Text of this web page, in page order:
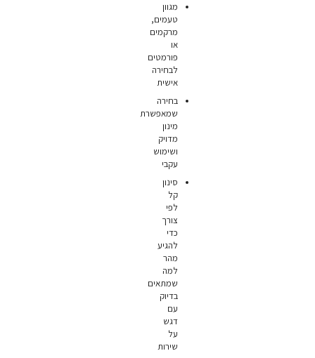
מגוון
טעמים,
מרקמים
או
פורמטים
לבחירה
אישית
בחירה
שמאפשרת
מינון
מדויק
ושימוש
עקבי
סינון
קל
לפי
צורך
כדי
להגיע
מהר
למה
שמתאים
בדיוק
עם
דגש
על
שירות